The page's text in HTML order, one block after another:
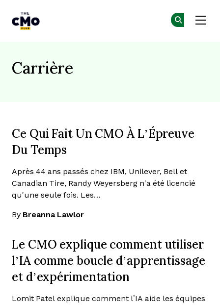
Carrière
Ce Qui Fait Un CMO À L’Épreuve
Du Temps
Après 44 ans passés chez IBM, Unilever, Bell et
Canadian Tire, Randy Weyersberg n'a été licencié
qu'une seule fois. Les…
By Breanna Lawlor
Le CMO explique comment utiliser
l’IA comme boucle d’apprentissage
et d’expérimentation
Lomit Patel explique comment l’IA aide les équipes